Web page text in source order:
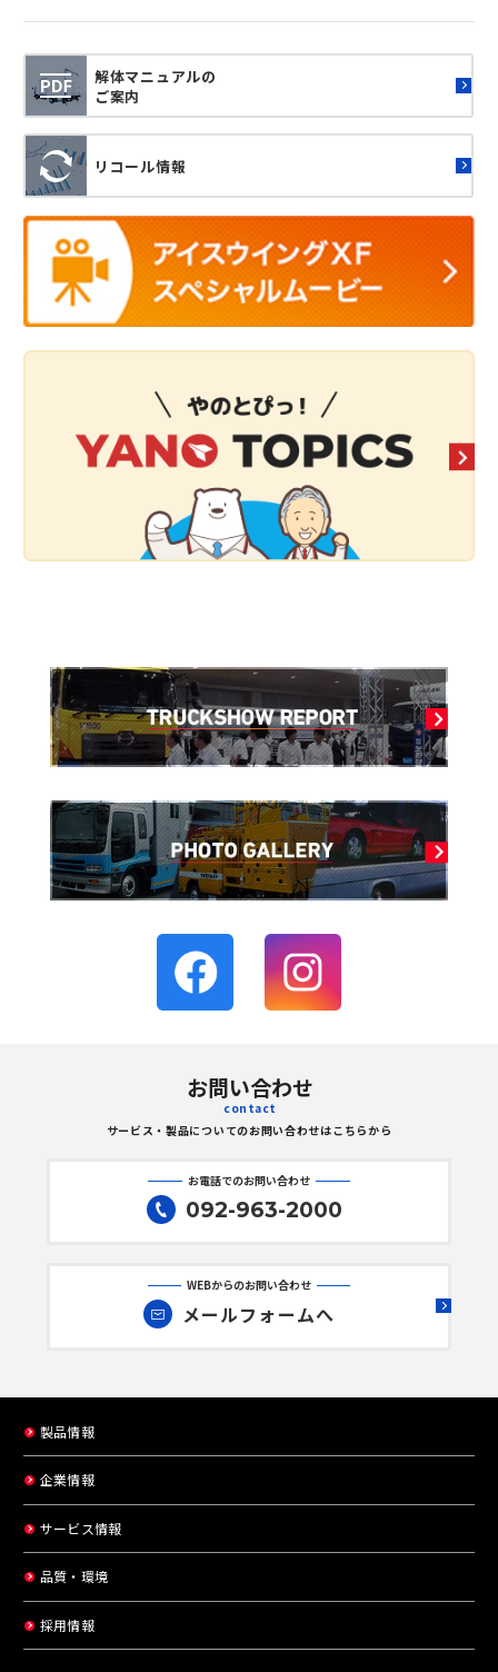
解体マニュアルの
ご案内
リコール情報
お問い合わせ
contact
サービス・製品についてのお問い合わせはこちらから
お電話でのお問い合わせ
092-963-2000
WEBからのお問い合わせ
メールフォームへ
製品情報
企業情報
サービス情報
品質・環境
採用情報